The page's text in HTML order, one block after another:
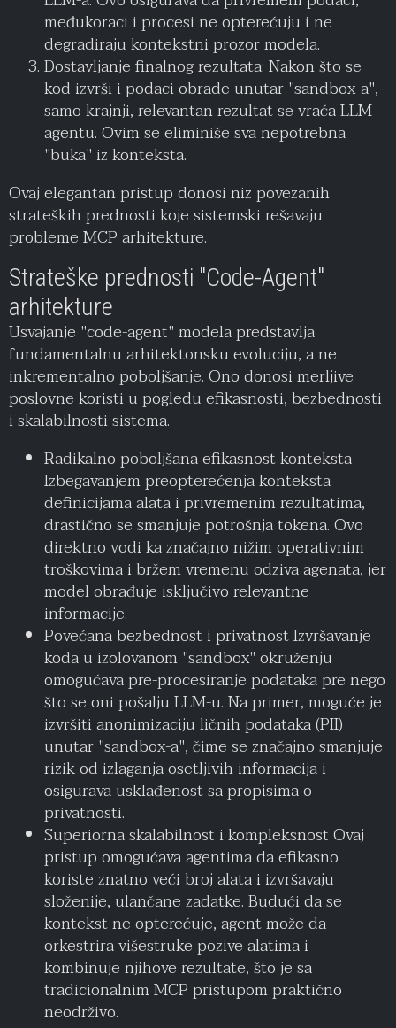
međukoraci i procesi ne opterećuju i ne
degradiraju kontekstni prozor modela.
Dostavljanje finalnog rezultata: Nakon što se
kod izvrši i podaci obrade unutar "sandbox-a",
samo krajnji, relevantan rezultat se vraća LLM
agentu. Ovim se eliminiše sva nepotrebna
"buka" iz konteksta.
Ovaj elegantan pristup donosi niz povezanih
strateških prednosti koje sistemski rešavaju
probleme MCP arhitekture.
Strateške prednosti "Code-Agent"
arhitekture
Usvajanje "code-agent" modela predstavlja
fundamentalnu arhitektonsku evoluciju, a ne
inkrementalno poboljšanje. Ono donosi merljive
poslovne koristi u pogledu efikasnosti, bezbednosti
i skalabilnosti sistema.
Radikalno poboljšana efikasnost konteksta
Izbegavanjem preopterećenja konteksta
definicijama alata i privremenim rezultatima,
drastično se smanjuje potrošnja tokena. Ovo
direktno vodi ka značajno nižim operativnim
troškovima i bržem vremenu odziva agenata, jer
model obrađuje isključivo relevantne
informacije.
Povećana bezbednost i privatnost Izvršavanje
koda u izolovanom "sandbox" okruženju
omogućava pre-procesiranje podataka pre nego
što se oni pošalju LLM-u. Na primer, moguće je
izvršiti anonimizaciju ličnih podataka (PII)
unutar "sandbox-a", čime se značajno smanjuje
rizik od izlaganja osetljivih informacija i
osigurava usklađenost sa propisima o
privatnosti.
Superiorna skalabilnost i kompleksnost Ovaj
pristup omogućava agentima da efikasno
koriste znatno veći broj alata i izvršavaju
složenije, ulančane zadatke. Budući da se
kontekst ne opterećuje, agent može da
orkestrira višestruke pozive alatima i
kombinuje njihove rezultate, što je sa
tradicionalnim MCP pristupom praktično
neodrživo.